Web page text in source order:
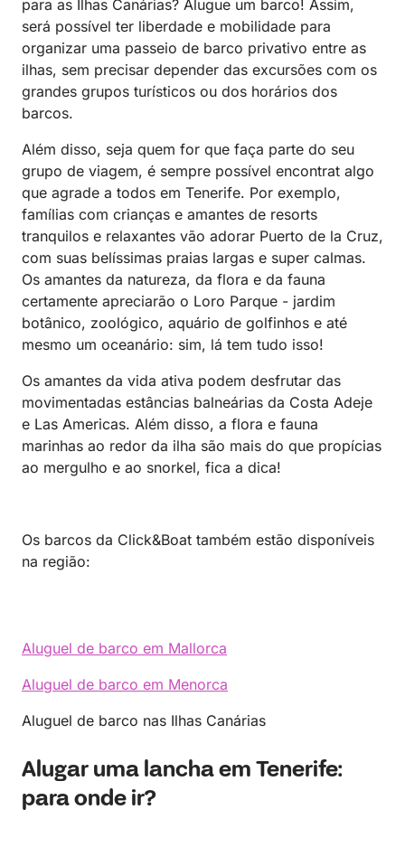
para as Ilhas Canárias? Alugue um barco! Assim,
será possível ter liberdade e mobilidade para
organizar uma passeio de barco privativo entre as
ilhas, sem precisar depender das excursões com os
grandes grupos turísticos ou dos horários dos
barcos.
Além disso, seja quem for que faça parte do seu
grupo de viagem, é sempre possível encontrat algo
que agrade a todos em Tenerife. Por exemplo,
famílias com crianças e amantes de resorts
tranquilos e relaxantes vão adorar Puerto de la Cruz,
com suas belíssimas praias largas e super calmas.
Os amantes da natureza, da flora e da fauna
certamente apreciarão o Loro Parque - jardim
botânico, zoológico, aquário de golfinhos e até
mesmo um oceanário: sim, lá tem tudo isso!
Os amantes da vida ativa podem desfrutar das
movimentadas estâncias balneárias da Costa Adeje
e Las Americas. Além disso, a flora e fauna
marinhas ao redor da ilha são mais do que propícias
ao mergulho e ao snorkel, fica a dica!
Os barcos da Click&Boat também estão disponíveis
na região:
Aluguel de barco em Mallorca
Aluguel de barco em Menorca
Aluguel de barco nas Ilhas Canárias
Alugar uma lancha em Tenerife:
para onde ir?